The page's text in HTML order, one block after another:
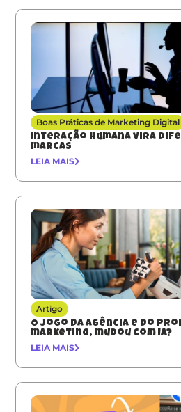
Boas Práticas de Marketing Digital
Interação humana vira
marcas
LEIA MAIS
Artigo
O jogo da agência e do
marketing, mudou com IA?
LEIA MAIS